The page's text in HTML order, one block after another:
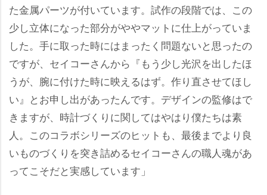
た金属パーツが付いています。試作の段階では、この
少し立体になった部分がややマットに仕上がっていま
した。手に取った時にはまったく問題ないと思ったの
ですが、セイコーさんから『もう少し光沢を出したほ
うが、腕に付けた時に映えるはず。作り直させてほし
い』とお申し出があったんです。デザインの監修はで
きますが、時計づくりに関してはやはり僕たちは素
人。このコラボシリーズのヒットも、最後までより良
いものづくりを突き詰めるセイコーさんの職人魂があ
ってこそだと実感しています」